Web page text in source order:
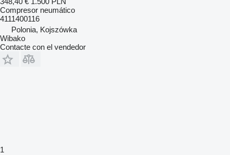
Compresor neumático
4111400116
Polonia, Kojszówka
Wibako
Contacte con el vendedor
1